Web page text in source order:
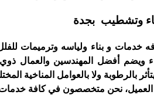
وتشطيب بجدة
خدمات و بناء ولياسه وترميمات
ويضم أفضل المهندسين والعمال ذوي
بالرطوبة ولا بالعوامل المناخية
نحن متخصصون في كافة